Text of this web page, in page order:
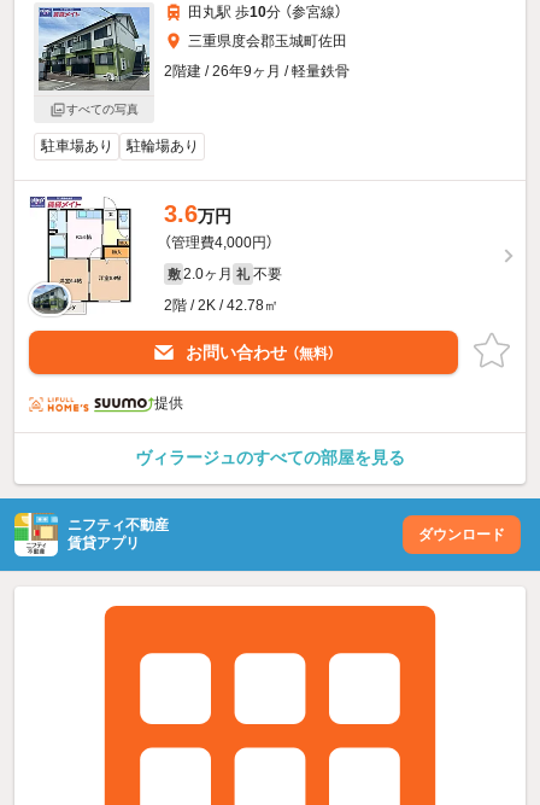
すべての写真
田丸駅 歩10分 （参宮線）
三重県度会郡玉城町佐田
2階建 / 26年9ヶ月 / 軽量鉄骨
駐車場あり 駐輪場あり
3.6万円
（管理費4,000円）
敷 2.0ヶ月 礼 不要
2階 / 2K / 42.78㎡
お問い合わせ （無料）
提供
ヴィラージュのすべての部屋を見る
ニフティ不動産
賃貸アプリ
ダウンロード